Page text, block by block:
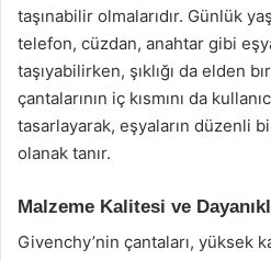
taşınabilir olmalarıdır. Günlük
telefon, cüzdan, anahtar gibi
taşıyabilirken, şıklığı da elden
çantalarının iç kısmını da
tasarlayarak, eşyaların düzenli
olanak tanır.
Malzeme Kalitesi ve
Givenchy’nin çantaları, yüksek